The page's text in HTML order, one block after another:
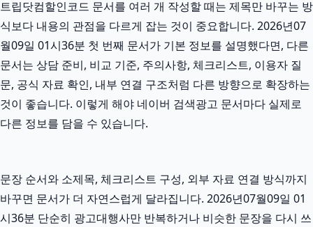
트립닷컴할인코드 문서를 여러 개 작성할 때는 제목만 바꾸는 방
식보다 내용의 관점을 다르게 잡는 것이 중요합니다. 2026년07
월09일 01시36분 첫 번째 문서가 기본 정보를 설명했다면, 다른
문서는 상담 준비, 비교 기준, 주의사항, 체크리스트, 이용자 질
문, 공식 자료 확인, 내부 연결 구조처럼 다른 방향으로 확장하는
것이 좋습니다. 이렇게 해야 네이버 검색광고 문서마다 실제로
다른 정보를 담을 수 있습니다.
문장 순서와 소제목, 체크리스트 구성, 외부 자료 연결 방식까지
바꾸면 문서가 더 자연스럽게 달라집니다. 2026년07월09일 01
시36분 단순히 광고대행사만 반복하거나 비슷한 문장을 다시 쓰